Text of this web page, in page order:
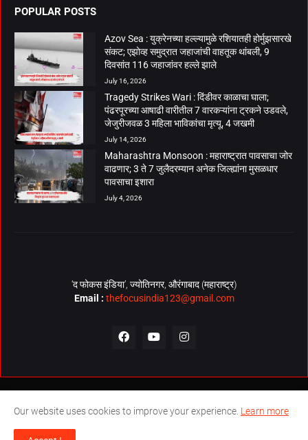
POPULAR POSTS
Azov Sea : युक्रेनच्या हल्ल्यामुळे रशियातही होर्मुझसारखे
संकट; एझोव्ह समुद्रात जहाजांची वाहतूक थांबली, 9
दिवसांत 116 जहाजांवर हल्ले झाले
July 16, 2026
Tragedy Strikes Wari : दिंडीवर काळाचा घाला;
पंढरपूरच्या आषाढी वारीतील 7 वारकऱ्यांना ट्रकने उडवले,
जेजुरीजवळ 3 महिला भाविकांचा मृत्यू, 4 जखमी
July 14, 2026
Maharashtra Monsoon : महाराष्ट्रात पावसाचा जोर
वाढणार; 3 ते 7 जुलैदरम्यान अनेक जिल्ह्यांना मुसळधार
पावसाचा इशारा
July 4, 2026
‘द फोकस इंडिया’, ज्योतिनगर, औरंगाबाद (महाराष्ट्र)
Email : thefocusindia123@gmail.com
© Copyrights 2026. All Rights Reserved. Technical Support by
About Us Contact Us The Focus India Policy
Our website uses cookies to improve your experience. Learn more